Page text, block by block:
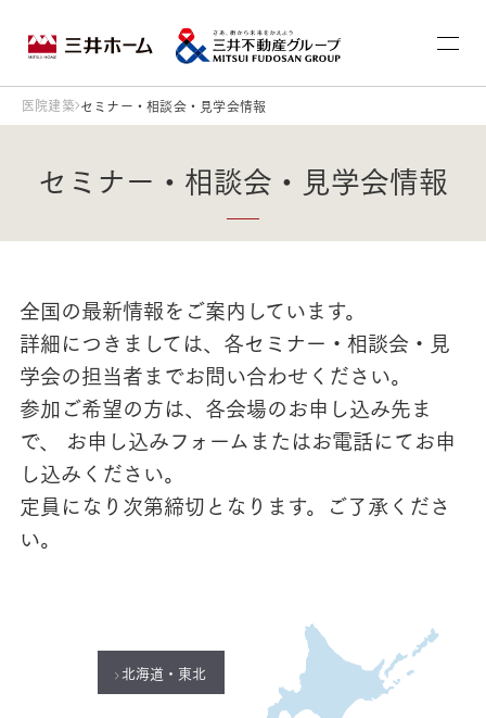
医院建築 セミナー・相談会・見学会情報
セミナー・相談会・見学会情報
全国の最新情報をご案内しています。
詳細につきましては、各セミナー・相談会・見
学会の担当者までお問い合わせください。
参加ご希望の方は、各会場のお申し込み先ま
で、 お申し込みフォームまたはお電話にてお申
し込みください。
定員になり次第締切となります。ご了承くださ
い。
北海道・東北